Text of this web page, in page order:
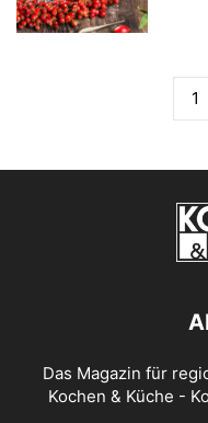
1
Das Magazin für
Kochen & Küche -